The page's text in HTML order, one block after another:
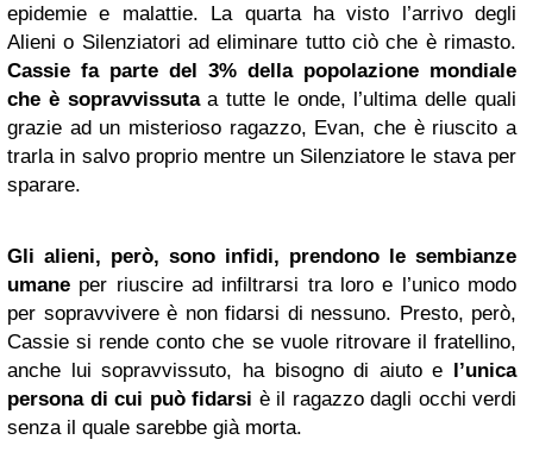
epidemie e malattie. La quarta ha visto l’arrivo degli
Alieni o Silenziatori ad eliminare tutto ciò che è rimasto.
Cassie fa parte del 3% della popolazione mondiale
che è sopravvissutaa tutte le onde, l’ultima delle quali
grazie ad un misterioso ragazzo, Evan, che è riuscito a
trarla in salvo proprio mentre un Silenziatore le stava per
sparare.
Gli alieni, però, sono infidi, prendono le sembianze
umane per riuscire ad infiltrarsi tra loro e l’unico modo
per sopravvivere è non fidarsi di nessuno. Presto, però,
Cassie si rende conto che se vuole ritrovare il fratellino,
anche lui sopravvissuto, ha bisogno di aiuto e l’unica
persona di cui può fidarsi è il ragazzo dagli occhi verdi
senza il quale sarebbe già morta.